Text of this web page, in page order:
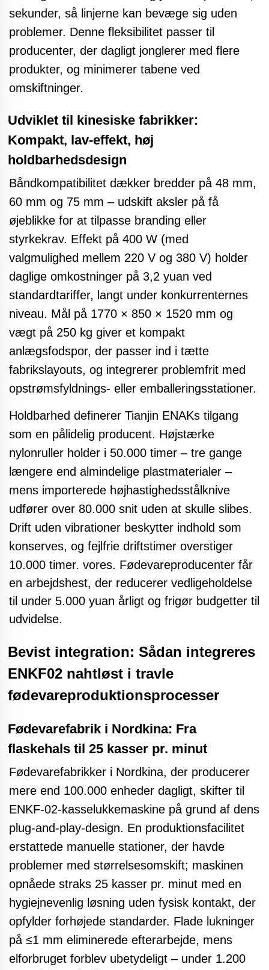
sekunder, så linjerne kan bevæge sig uden
problemer. Denne fleksibilitet passer til
producenter, der dagligt jonglerer med flere
produkter, og minimerer tabene ved
omskiftninger.
Udviklet til kinesiske fabrikker:
Kompakt, lav-effekt, høj
holdbarhedsdesign
Båndkompatibilitet dækker bredder på 48 mm,
60 mm og 75 mm – udskift aksler på få
øjeblikke for at tilpasse branding eller
styrkekrav. Effekt på 400 W (med
valgmulighed mellem 220 V og 380 V) holder
daglige omkostninger på 3,2 yuan ved
standardtariffer, langt under konkurrenternes
niveau. Mål på 1770 × 850 × 1520 mm og
vægt på 250 kg giver et kompakt
anlægsfodspor, der passer ind i tætte
fabrikslayouts, og integrerer problemfrit med
opstrømsfyldnings- eller emballeringsstationer.
Holdbarhed definerer Tianjin ENAKs tilgang
som en pålidelig producent. Højstærke
nylonruller holder i 50.000 timer – tre gange
længere end almindelige plastmaterialer –
mens importerede højhastighedsstålknive
udfører over 80.000 snit uden at skulle slibes.
Drift uden vibrationer beskytter indhold som
konserves, og fejlfrie driftstimer overstiger
10.000 timer. vores. Fødevareproducenter får
en arbejdshest, der reducerer vedligeholdelse
til under 5.000 yuan årligt og frigør budgetter til
udvidelse.
Bevist integration: Sådan integreres
ENKF02 nahtløst i travle
fødevareproduktionsprocesser
Fødevarefabrik i Nordkina: Fra
flaskehals til 25 kasser pr. minut
Fødevarefabrikker i Nordkina, der producerer
mere end 100.000 enheder dagligt, skifter til
ENKF-02-kasselukkemaskine på grund af dens
plug-and-play-design. En produktionsfacilitet
erstattede manuelle stationer, der havde
problemer med størrelsesomskift; maskinen
opnåede straks 25 kasser pr. minut med en
hygiejnevenlig løsning uden fysisk kontakt, der
opfylder forhøjede standarder. Flade lukninger
på ≤1 mm eliminerede efterarbejde, mens
elforbruget forblev ubetydeligt – under 1.200